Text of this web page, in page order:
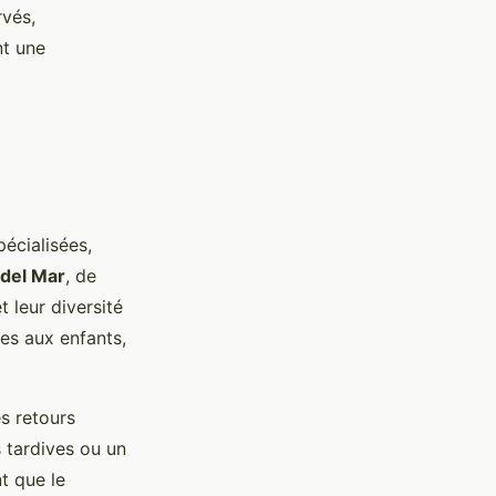
une
Mar, de
leur diversité
aux enfants,
retours
tardives ou un
que le